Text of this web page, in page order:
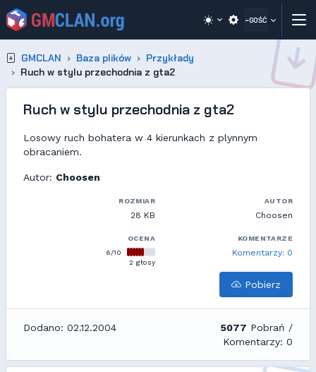
~GOŚĆ
GMCLAN Baza plików
Przykłady
Ruch w stylu przechodnia z gta2
Ruch w stylu przechodnia z gta2
Losowy ruch bohatera w 4 kierunkach z plynnym
obracaniem.
Autor: Choosen
ROZMIAR
28 KB
AUTOR
Choosen
OCENA
6/10
2 głosy
KOMENTARZE
Komentarzy: 0
Pobierz
Dodano: 02.12.2004 5077 Pobrań /
Komentarzy: 0